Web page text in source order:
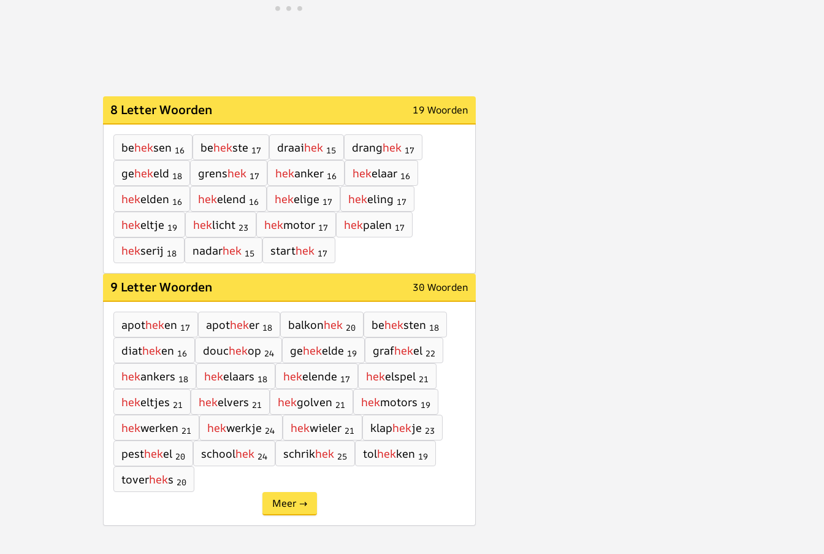
8 Letter Woorden 19 Woorden
beheksen 16 behekste 17 draaihek 15 dranghek 17
gehekeld 18 grenshek 17 hekanker 16 hekelaar 16
hekelden 16 hekelend 16 hekelige 17 hekeling 17
hekeltje 19 heklicht 23 hekmotor 17 hekpalen 17
hekserij 18 nadarhek 15 starthek 17
9 Letter Woorden 30 Woorden
apotheken 17 apotheker 18 balkonhek 20 beheksten 18
diatheken 16 douchekop 24 gehekelde 19 grafhekel 22
hekankers 18 hekelaars 18 hekelende 17 hekelspel 21
hekeltjes 21 hekelvers 21 hekgolven 21 hekmotors 19
hekwerken 21 hekwerkje 24 hekwieler 21 klaphekje 23
pesthekel 20 schoolhek 24 schrikhek 25 tolhekken 19
toverheks 20
Meer →